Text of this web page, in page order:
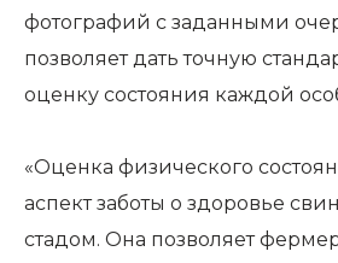
фотографий с заданными
позволяет дать точную
оценку состояния каждой
«Оценка физического
аспект заботы о здоровье
стадом. Она позволяет